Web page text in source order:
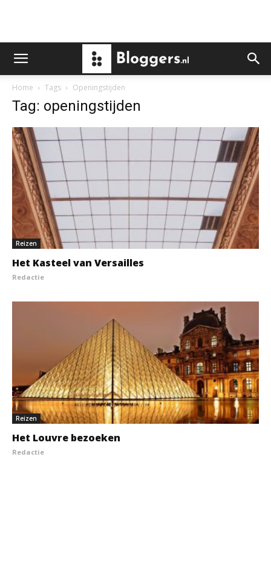
Home Tags Openingstijden
Tag: openingstijden
Reizen
Het Kasteel van Versailles
Redactie
Reizen
Het Louvre bezoeken
Redactie